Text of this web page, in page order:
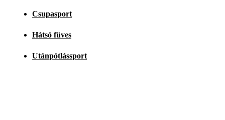
Csupasport
Hátsó füves
Utánpótlássport